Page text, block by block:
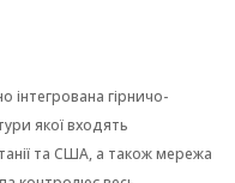
інтегрована гірничо-
якої входять
та США, а також мережа